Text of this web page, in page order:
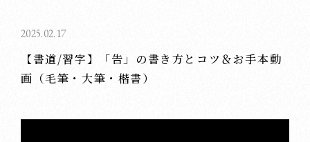
2025.02.17
【書道/習字】「告」の書き方とコツ＆お手本動
画（毛筆・大筆・楷書）